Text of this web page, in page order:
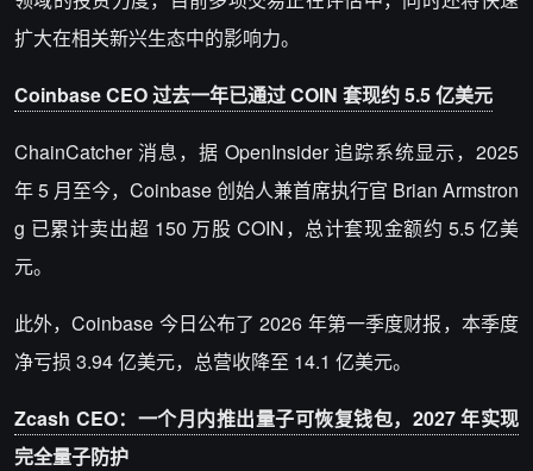
扩大在相关新兴生态中的影响力。
Coinbase CEO 过去一年已通过 COIN 套现约 5.5 亿美元
ChainCatcher 消息，据 OpenInsider 追踪系统显示，2025
年 5 月至今，Coinbase 创始人兼首席执行官 Brian Armstron
g 已累计卖出超 150 万股 COIN，总计套现金额约 5.5 亿美
元。
此外，Coinbase 今日公布了 2026 年第一季度财报，本季度
净亏损 3.94 亿美元，总营收降至 14.1 亿美元。
Zcash CEO：一个月内推出量子可恢复钱包，2027 年实现
完全量子防护